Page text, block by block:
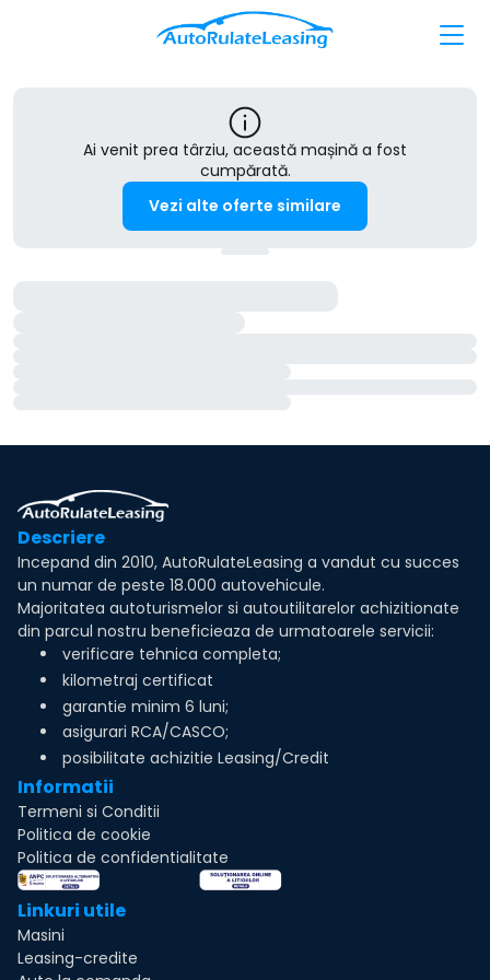
Ai venit prea târziu, această mașină a fost
cumpărată.
Vezi alte oferte similare
Descriere
Incepand din 2010, AutoRulateLeasing a vandut cu succes
un numar de peste 18.000 autovehicule.
Majoritatea autoturismelor si autoutilitarelor achizitionate
din parcul nostru beneficieaza de urmatoarele servicii:
verificare tehnica completa;
kilometraj certificat
garantie minim 6 luni;
asigurari RCA/CASCO;
posibilitate achizitie Leasing/Credit
Informatii
Termeni si Conditii
Politica de cookie
Politica de confidentialitate
Linkuri utile
Masini
Leasing-credite